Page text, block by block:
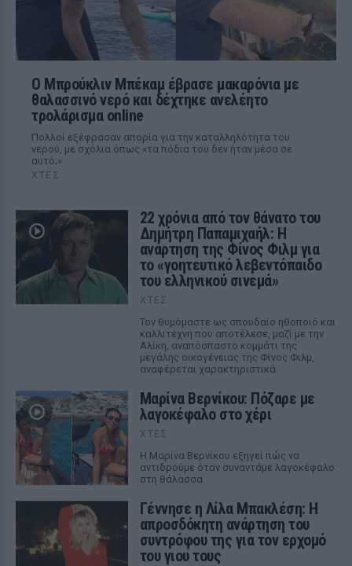
Ο Μπρούκλιν Μπέκαμ έβρασε μακαρόνια με
θαλασσινό νερό και δέχτηκε ανελέητο
τρολάρισμα online
Πολλοί εξέφρασαν απορία για την καταλληλότητα του
νερού, με σχόλια όπως «τα πόδια του δεν ήταν μέσα σε
αυτό;»
ΧΤΕΣ
22 χρόνια από τον θάνατο του
Δημήτρη Παπαμιχαήλ: Η
ανάρτηση της Φίνος Φιλμ για
το «γοητευτικό λεβεντόπαιδο
του ελληνικού σινεμά»
ΧΤΕΣ
Τον θυμόμαστε ως σπουδαίο ηθοποιό και
καλλιτέχνη που αποτέλεσε, μαζί με την
Αλίκη, αναπόσπαστο κομμάτι της
μεγάλης οικογένειας της Φίνος Φιλμ,
αναφέρεται χαρακτηριστικά
Μαρίνα Βερνίκου: Πόζαρε με
λαγοκέφαλο στο χέρι
ΧΤΕΣ
Η Μαρίνα Βερνίκου εξηγεί πώς να
αντιδρούμε όταν συναντάμε λαγοκέφαλο
στη θάλασσα
Γέννησε η Λίλα Μπακλέση: Η
απροσδόκητη ανάρτηση του
συντρόφου της για τον ερχομό
του γιου τους